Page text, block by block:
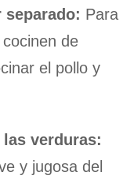
Para
de
el pollo y
verduras:
y jugosa del